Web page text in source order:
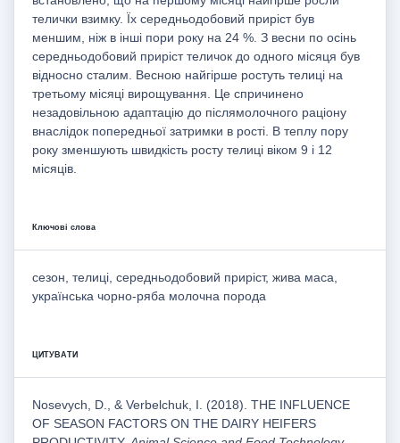
телички взимку. Їх середньодобовий приріст був
меншим, ніж в інші пори року на 24 %. З весни по осінь
середньодобовий приріст теличок до одного місяця був
відносно сталим. Весною найгірше ростуть телиці на
третьому місяці вирощування. Це спричинено
незадовільною адаптацію до післямолочного раціону
внаслідок попередньої затримки в рості. В теплу пору
року зменшують швидкість росту телиці віком 9 і 12
місяців.
Ключові слова
сезон, телиці, середньодобовий приріст, жива маса,
українська чорно-ряба молочна порода
ЦИТУВАТИ
Nosevych, D., & Verbelchuk, I. (2018). THE INFLUENCE
OF SEASON FACTORS ON THE DAIRY HEIFERS